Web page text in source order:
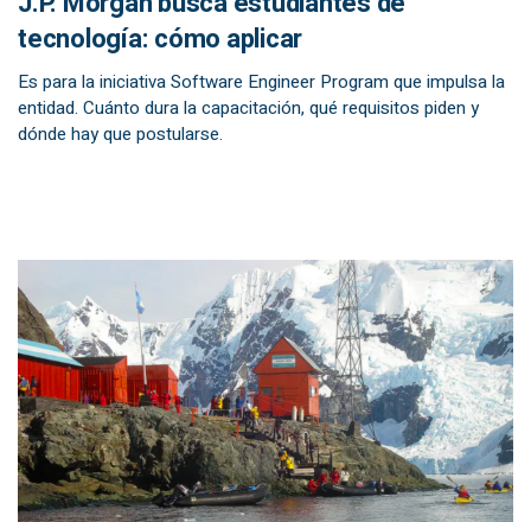
tecnología: cómo aplicar
Es para la iniciativa Software Engineer Program que impulsa la
entidad. Cuánto dura la capacitación, qué requisitos piden y
dónde hay que postularse.